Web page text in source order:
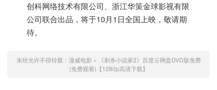
创科网络技术有限公司、浙江华策金球影视有限
公司联合出品，将于10月1日全国上映，敬请期
待。
未经允许不得转载： 漫威电影 »
《刺杀小说家2》百度云网盘DVD版免费
(免费观看)【1280p高清下载】